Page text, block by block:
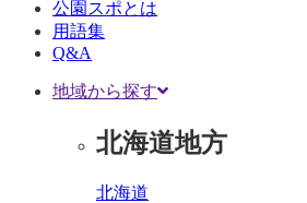
公園スポとは
用語集
Q&A
地域から探す
北海道地方
北海道